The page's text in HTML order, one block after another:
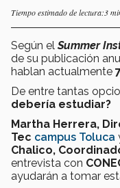
Tiempo estimado de lectura:3
Según elSummer
de su publicación
hablan actualmente
De entre tantas
debería estudiar?
Martha Herrera,
Tec campus Toluca
Chalico,
entrevista con
ayudarán a tomar